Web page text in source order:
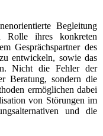
Begleitung
Rolle ihres konkreten
Gesprächspartner des
entwickeln, sowie das
Nicht die Fehler der
Beratung, sondern die
ermöglichen dabei
von Störungen im
und die